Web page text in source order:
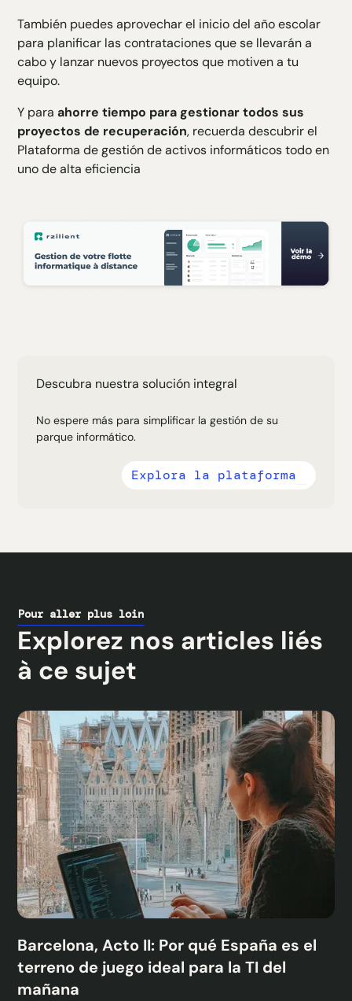
Descubra nuestra solución integral
No espere más para simplificar la gestión de su
parque informático.
Explora la plataforma
También puedes aprovechar el inicio del año escolar
para planificar las contrataciones que se llevarán a
cabo y lanzar nuevos proyectos que motiven a tu
equipo.
Y paraahorre tiempo para gestionar todos sus
proyectos de recuperación, recuerda descubrir el
Plataforma de gestión de activos informáticos todo en
uno de alta eficiencia
Pour aller plus loin
Explorez nos articles liés
à ce sujet
Barcelona, Acto II: Por qué España es el
terreno de juego ideal para la TI del
mañana